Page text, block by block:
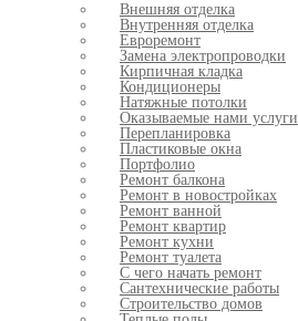
Внешняя отделка
Внутренняя отделка
Евроремонт
Замена электропроводки
Кирпичная кладка
Кондиционеры
Натяжные потолки
Оказываемые нами услуги
Перепланировка
Пластиковые окна
Портфолио
Ремонт балкона
Ремонт в новостройках
Ремонт ванной
Ремонт квартир
Ремонт кухни
Ремонт туалета
С чего начать ремонт
Сантехнические работы
Строительство домов